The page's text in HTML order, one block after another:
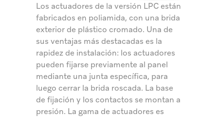
Los actuadores de la versión LPC están
fabricados en poliamida, con una brida
exterior de plástico cromado. Una de
sus ventajas más destacadas es la
rapidez de instalación: los actuadores
pueden fijarse previamente al panel
mediante una junta específica, para
luego cerrar la brida roscada. La base
de fijación y los contactos se montan a
presión. La gama de actuadores es